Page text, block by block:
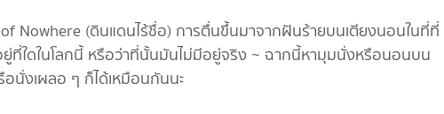
Nowhere (ดินแดนไร้ชื่อ) การตื่นขึ้นมาจากฝันร้ายบนเตียงนอนในที่ที่
อยู่ที่ใดในโลกนี้ หรือว่าที่นั้นมันไม่มีอยู่จริง ~ ฉากนี้หามุมนั่งหรือนอนบน
นั่งเผลอ ๆ ก็ได้เหมือนกันนะ